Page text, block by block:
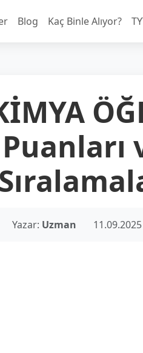
Blog Kaç Binle Alıyor?
Yazar: Uzman